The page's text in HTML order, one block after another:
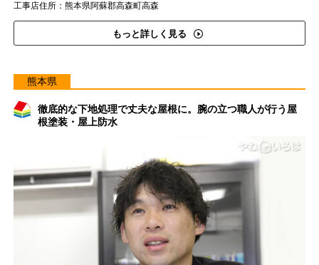
工事店住所：熊本県阿蘇郡高森町高森
もっと詳しく見る
熊本県
徹底的な下地処理で丈夫な屋根に。腕の立つ職人が行う屋
根塗装・屋上防水